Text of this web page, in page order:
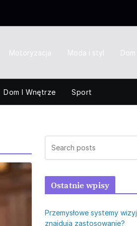
Motoryzacja Moda i styl
Dom I Wnętrze Sport
Ostatnie wpisy
Przemysłowe systemy
znajdują zastosowanie?